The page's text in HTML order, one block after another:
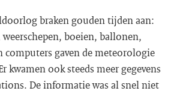
braken gouden tijden aan:
boeien, ballonen,
computers gaven de meteorologie
kwamen ook steeds meer gegevens
De informatie was al snel niet